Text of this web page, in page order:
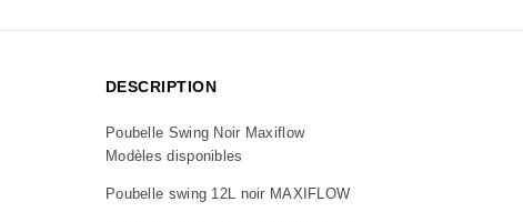
DESCRIPTION
Poubelle Swing Noir Maxiflow
Modèles disponibles
Poubelle swing 12L noir MAXIFLOW